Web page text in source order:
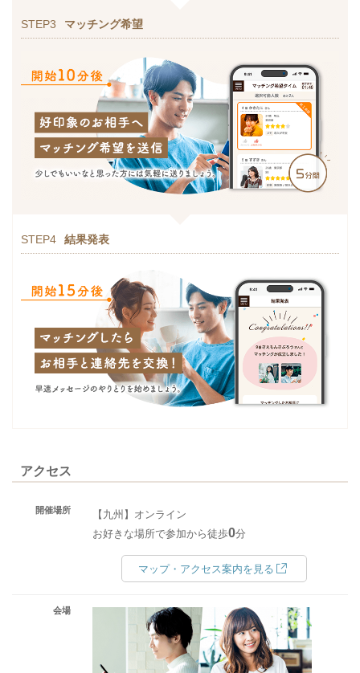
STEP3 マッチング希望
STEP4 結果発表
アクセス
開催場所
【九州】オンライン
お好きな場所で参加から徒歩0分
マップ・アクセス案内を見る
会場